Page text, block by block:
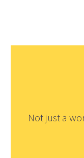
Not just a